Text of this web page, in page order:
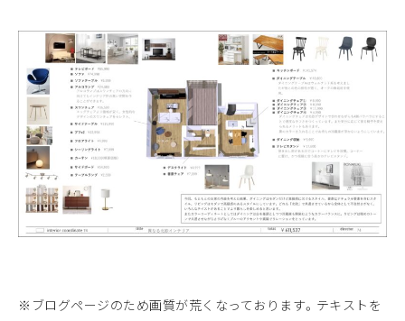
LINEでご依頼
友達追加の上、依頼ください
フォームでのご依頼
ご依頼フォームへ
※ブログページのため画質が荒くなっております。テキストを